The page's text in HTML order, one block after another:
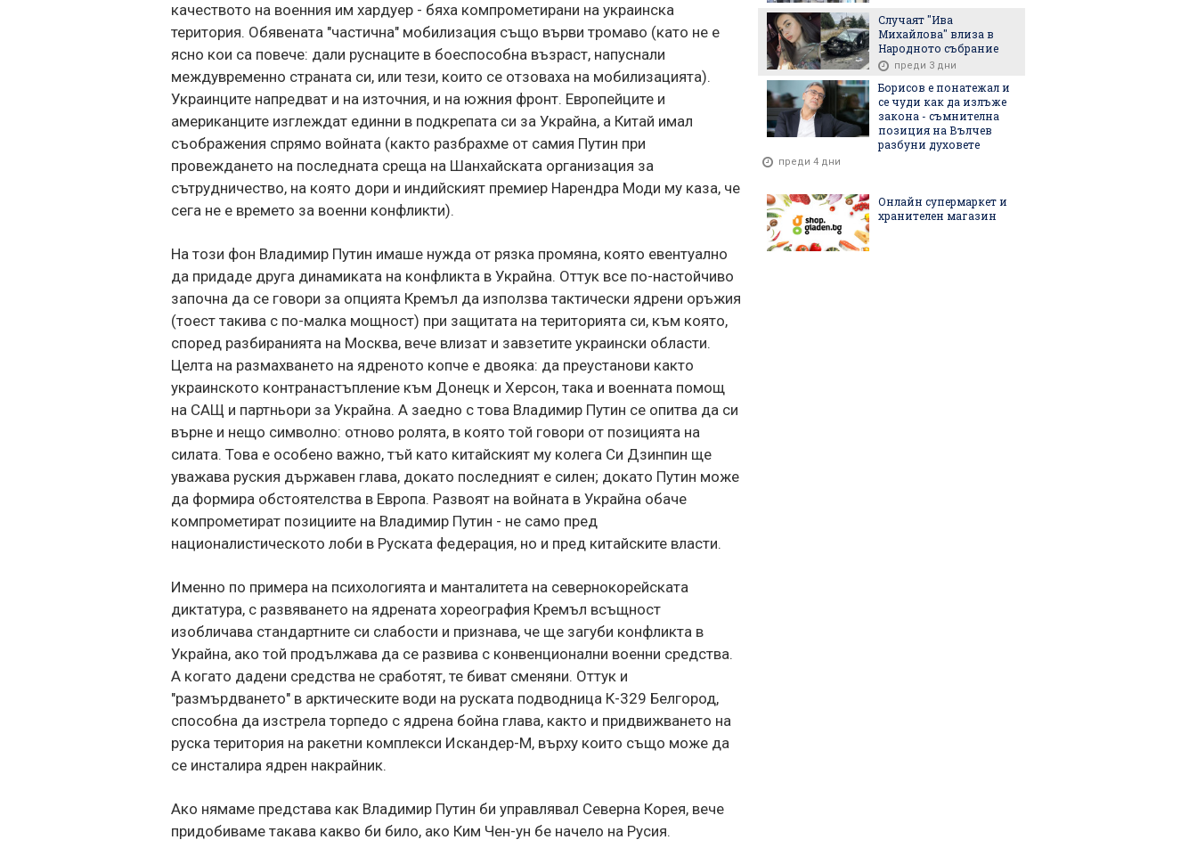
качеството на военния им хардуер - бяха компрометирани на украинска
територия. Обявената "частична" мобилизация също върви тромаво (като не е
ясно кои са повече: дали руснаците в боеспособна възраст, напуснали
междувременно страната си, или тези, които се отзоваха на мобилизацията).
Украинците напредват и на източния, и на южния фронт. Европейците и
американците изглеждат единни в подкрепата си за Украйна, а Китай имал
съображения спрямо войната (както разбрахме от самия Путин при
провеждането на последната среща на Шанхайската организация за
сътрудничество, на която дори и индийският премиер Нарендра Моди му каза, че
сега не е времето за военни конфликти).
На този фон Владимир Путин имаше нужда от рязка промяна, която евентуално
да придаде друга динамиката на конфликта в Украйна. Оттук все по-настойчиво
започна да се говори за опцията Кремъл да използва тактически ядрени оръжия
(тоест такива с по-малка мощност) при защитата на територията си, към която,
според разбиранията на Москва, вече влизат и завзетите украински области.
Целта на размахването на ядреното копче е двояка: да преустанови както
украинското контранастъпление към Донецк и Херсон, така и военната помощ
на САЩ и партньори за Украйна. А заедно с това Владимир Путин се опитва да си
върне и нещо символно: отново ролята, в която той говори от позицията на
силата. Това е особено важно, тъй като китайският му колега Си Дзинпин ще
уважава руския държавен глава, докато последният е силен; докато Путин може
да формира обстоятелства в Европа. Развоят на войната в Украйна обаче
компрометират позициите на Владимир Путин - не само пред
националистическото лоби в Руската федерация, но и пред китайските власти.
Именно по примера на психологията и манталитета на севернокорейската
диктатура, с развяването на ядрената хореография Кремъл всъщност
изобличава стандартните си слабости и признава, че ще загуби конфликта в
Украйна, ако той продължава да се развива с конвенционални военни средства.
А когато дадени средства не сработят, те биват сменяни. Оттук и
"размърдването" в арктическите води на руската подводница К-329 Белгород,
способна да изстрела торпедо с ядрена бойна глава, както и придвижването на
руска територия на ракетни комплекси Искандер-М, върху които също може да
се инсталира ядрен накрайник.
Ако нямаме представа как Владимир Путин би управлявал Северна Корея, вече
придобиваме такава какво би било, ако Ким Чен-ун бе начело на Русия.
Случаят "Ива
Михайлова" влиза в
Народното събрание
преди 3 дни
Борисов е понатежал и
се чуди как да излъже
закона - съмнителна
позиция на Вълчев
разбуни духовете
преди 4 дни
Онлайн супермаркет и
хранителен магазин